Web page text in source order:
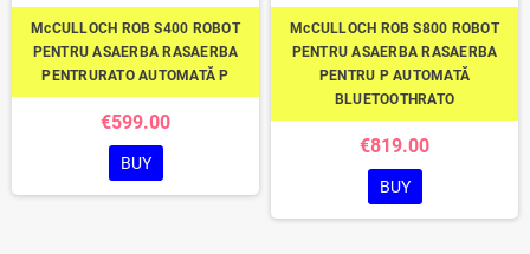
McCULLOCH ROB S400 ROBOT
PENTRU ASAERBA RASAERBA
PENTRURATO AUTOMATĂ P
€599.00
BUY
McCULLOCH ROB S800 ROBOT
PENTRU ASAERBA RASAERBA
PENTRU P AUTOMATĂ
BLUETOOTHRATO
€819.00
BUY